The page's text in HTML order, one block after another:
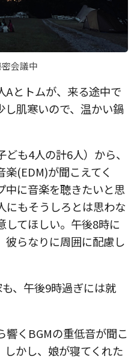
会議中
Aとトムが、来る途中で
し肌寒いので、温かい鍋
も4人の計6人）から、
(EDM)が聞こえてく
中に音楽を聴きたいと思
にもそうしろとは思わな
してほしい。午後8時に
彼らなりに周囲に配慮し
、午後9時過ぎには就
響くBGMの重低音が聞こ
しかし、娘が寝てくれた